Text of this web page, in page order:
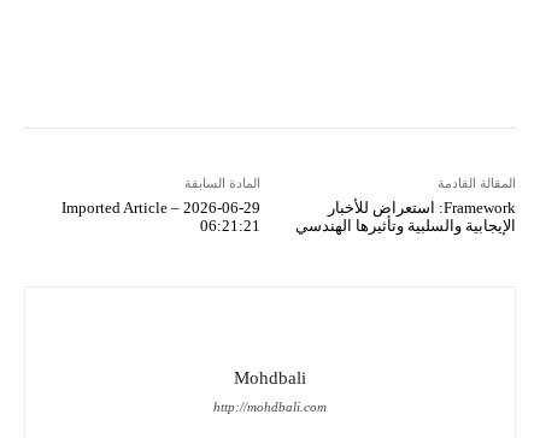
المادة السابقة
Imported Article – 2026-06-29
06:21:21
المقالة القادمة
Framework: استعراض للأخبار
الإيجابية والسلبية وتأثيرها الهندسي
Mohdbali
http://mohdbali.com